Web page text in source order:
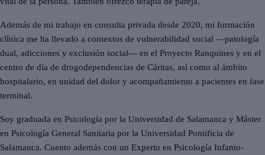
Además de mi trabajo en consulta privada desde 2020, mi formación
clínica me ha llevado a contextos de vulnerabilidad social —patología
dual, adicciones y exclusión social— en el Proyecto Ranquines y en el
centro de día de drogodependencias de Cáritas, así como al ámbito
hospitalario, en unidad del dolor y acompañamiento a pacientes en fase
terminal.
Soy graduada en Psicología por la Universidad de Salamanca y Máster
en Psicología General Sanitaria por la Universidad Pontificia de
Salamanca. Cuento además con un Experto en Psicología Infanto-